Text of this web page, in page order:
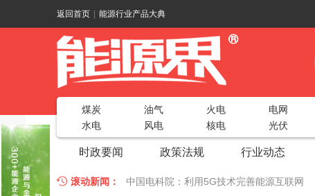
返回首页 能源行业产品大典
煤炭 油气 火电 电网
水电
风电 核电 光伏
时政要闻 政策法规 行业动态
滚动新闻： 中国电科院：利用5G技术完善能源互联网